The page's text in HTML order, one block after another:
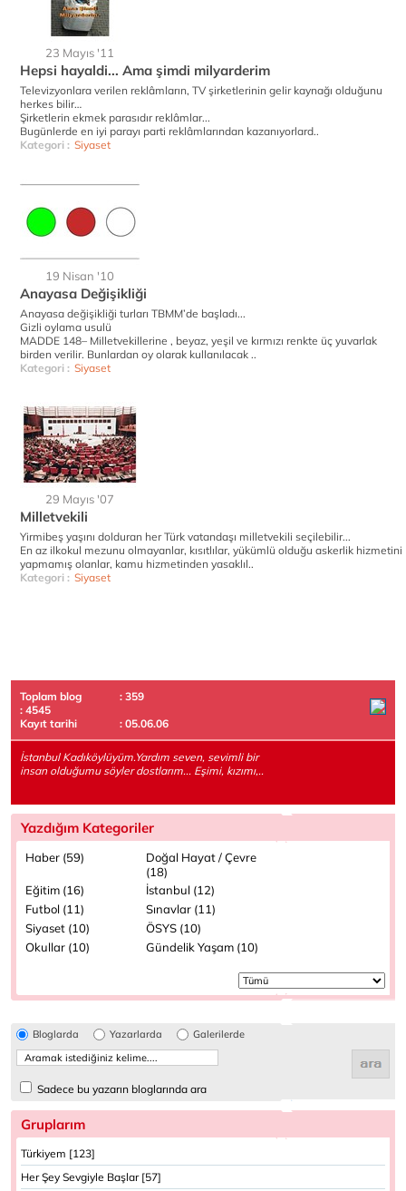
23 Mayıs '11
Hepsi hayaldi... Ama şimdi milyarderim
Televizyonlara verilen reklâmların, TV şirketlerinin gelir kaynağı olduğunu
herkes bilir…
Şirketlerin ekmek parasıdır reklâmlar...
Bugünlerde en iyi parayı parti reklâmlarından kazanıyorlard..
Kategori : Siyaset
19 Nisan '10
Anayasa Değişikliği
Anayasa değişikliği turları TBMM’de başladı...
Gizli oylama usulü
MADDE 148– Milletvekillerine , beyaz, yeşil ve kırmızı renkte üç yuvarlak
birden verilir. Bunlardan oy olarak kullanılacak ..
Kategori : Siyaset
29 Mayıs '07
Milletvekili
Yirmibeş yaşını dolduran her Türk vatandaşı milletvekili seçilebilir...
En az ilkokul mezunu olmayanlar, kısıtlılar, yükümlü olduğu askerlik hizmetini
yapmamış olanlar, kamu hizmetinden yasaklıl..
Kategori : Siyaset
Toplam blog
: 359
: 4545
Kayıt tarihi
: 05.06.06
İstanbul Kadıköylüyüm.Yardım seven, sevimli bir
insan olduğumu söyler dostlarım... Eşimi, kızımı,..
Yazdığım Kategoriler
Haber (59) Doğal Hayat / Çevre
(18)
Eğitim (16)
İstanbul (12)
Futbol (11)
Sınavlar (11)
Siyaset (10)
ÖSYS (10)
Okullar (10)
Gündelik Yaşam (10)
Bloglarda Yazarlarda Galerilerde
Sadece bu yazarın bloglarında ara
Gruplarım
Türkiyem [123]
Her Şey Sevgiyle Başlar [57]